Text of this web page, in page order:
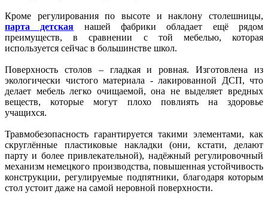
Кроме регулирования по высоте и наклону столешницы,
парта детская нашей фабрики обладает ещё рядом
преимуществ, в сравнении с той мебелью, которая
используется сейчас в большинстве школ.
Поверхность столов – гладкая и ровная. Изготовлена из
экологически чистого материала - лакированной ДСП, что
делает мебель легко очищаемой, она не выделяет вредных
веществ, которые могут плохо повлиять на здоровье
учащихся.
Травмобезопасность гарантируется такими элементами, как
скруглённые пластиковые накладки (они, кстати, делают
парту и более привлекательной), надёжный регулировочный
механизм немецкого производства, повышенная устойчивость
конструкции, регулируемые подпятники, благодаря которым
стол устоит даже на самой неровной поверхности.